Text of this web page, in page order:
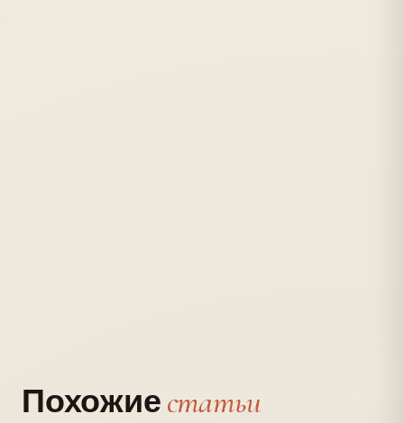
Похожиестатьи